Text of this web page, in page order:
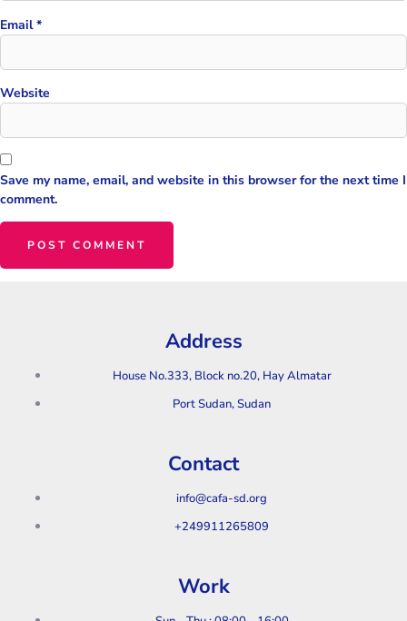
Email*
Website
Save my name, email, and website in this browser for the next time I
comment.
Address
House No.333, Block no.20, Hay Almatar
Port Sudan, Sudan
Contact
info@cafa-sd.org
+249911265809
Work